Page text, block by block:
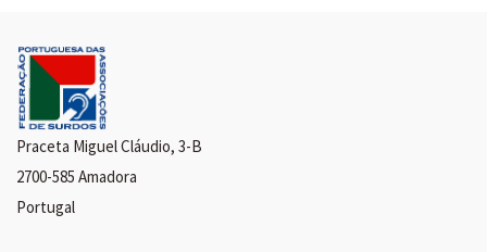
Praceta Miguel Cláudio, 3-B
2700-585 Amadora
Portugal